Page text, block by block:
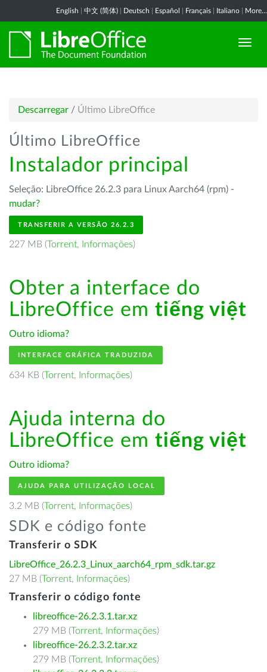
English 中文 (简体) Deutsch Español Français Italiano More...
Descarregar / Último LibreOffice
Último LibreOffice
Instalador principal
Seleção: LibreOffice 26.2.3 para Linux Aarch64 (rpm) -
mudar?
TRANSFERIR A VERSÃO 26.2.3
227 MB (Torrent, Informações)
Obter a interface do
LibreOffice em tiếng việt
Outro idioma?
INTERFACE GRÁFICA TRADUZIDA
634 KB (Torrent, Informações)
Ajuda interna do
LibreOffice em tiếng việt
Outro idioma?
AJUDA PARA UTILIZAÇÃO LOCAL
3.2 MB (Torrent, Informações)
SDK e código fonte
Transferir o SDK
LibreOffice_26.2.3_Linux_aarch64_rpm_sdk.tar.gz
27 MB (Torrent, Informações)
Transferir o código fonte
libreoffice-26.2.3.1.tar.xz
279 MB (Torrent, Informações)
libreoffice-26.2.3.2.tar.xz
279 MB (Torrent, Informações)